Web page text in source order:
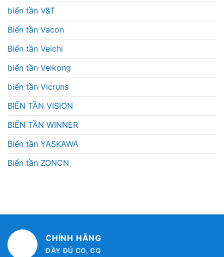
biến tần V&T
Biến tần Vacon
Biến tần Veichi
biến tần Veikong
biến tần Vicruns
BIẾN TẦN VISION
BIẾN TẦN WINNER
Biến tần YASKAWA
Biến tần ZONCN
CHÍNH HÃNG
ĐẦY ĐỦ CO, CQ